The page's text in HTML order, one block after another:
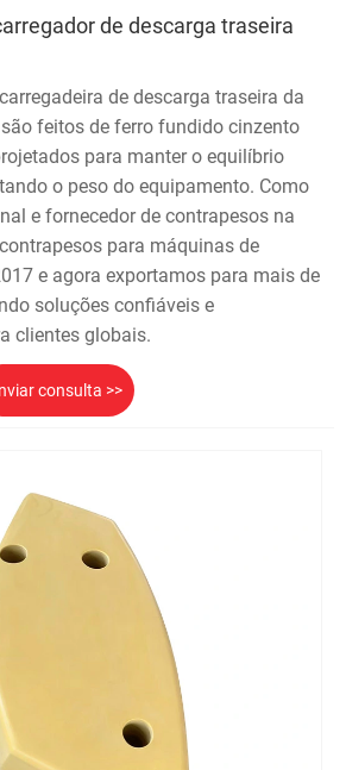
de descarga traseira
de descarga traseira da
feitos de ferro fundido cinzento
para manter o equilíbrio
o peso do equipamento. Como
e fornecedor de contrapesos na
para máquinas de
e agora exportamos para mais de
soluções confiáveis ​​e
clientes globais.
consulta >>